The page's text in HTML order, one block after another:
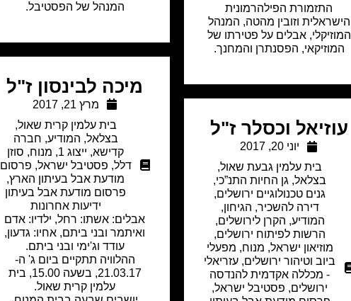
התזמורת הפילהרמונית
הישראלית וזובין מהטה, המנהל
המוזיקלי, אבלים על פטירתו של
המוזיקאי, הפסנתרן והמחנך.
המנהל של הפסטיבל.
עוזיאל וכסלר ז"ל
יוני 20, 2017
בית עלמין גבעת שאול,
בצלאל, גן החיות התנ”כי,
גנים טכנולוגיים ירושלים,
דירה להשכיר, הגיחון,
המודיע, הקרן לירושלים,
הרשות לפיתוח ירושלים,
מוזיאון ישראל, מנוח, מפעלי
ביוב וטיהור ירושלים, עזריאלי
- מכללה אקדמית להנדסה
ירושלים, פסטיבל ישראל,
מיכה לבינסון ז"ל
מרץ 21, 2017
בית עלמין קרית שאול,
בצלאל, המודיע, חברה
קדישא, ייצוג 1 , מנוח, סוזן
דלל, פסטיבל ישראל, פרסום
מודעת אבל בעיתון הארץ,
פרסום מודעת אבל בעיתון
ידיעות אחרונות
אבלים: אשתו: רחל, ילדיו: אדם
ואיתמר ובני ביתם, אחיו: גדעון,
עודד וג'ימי ובני ביתם.
ההלוויה תתקיים ביום ג' ה-
21.03.17, בשעה 15.00, בית
עלמין קרית שאול.